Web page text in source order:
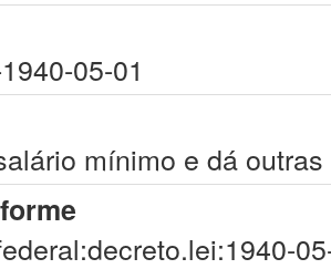
05-01
mínimo e dá